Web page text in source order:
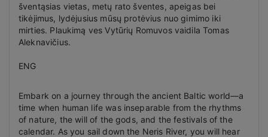
šventąsias vietas, metų rato šventes, apeigas bei
tikėjimus, lydėjusius mūsų protėvius nuo gimimo iki
mirties. Plaukimą ves Vytūrių Romuvos vaidila Tomas
Aleknavičius.
ENG
Embark on a journey through the ancient Baltic world—a
time when human life was inseparable from the rhythms
of nature, the will of the gods, and the festivals of the
calendar. As you sail down the Neris River, you will hear